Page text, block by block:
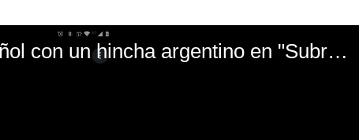
El mal momento de Yanina Gasañol con un hincha argentino en "Subrayado"